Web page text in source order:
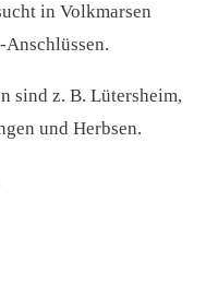
in Volkmarsen
sind z. B. Lütersheim,
und Herbsen.